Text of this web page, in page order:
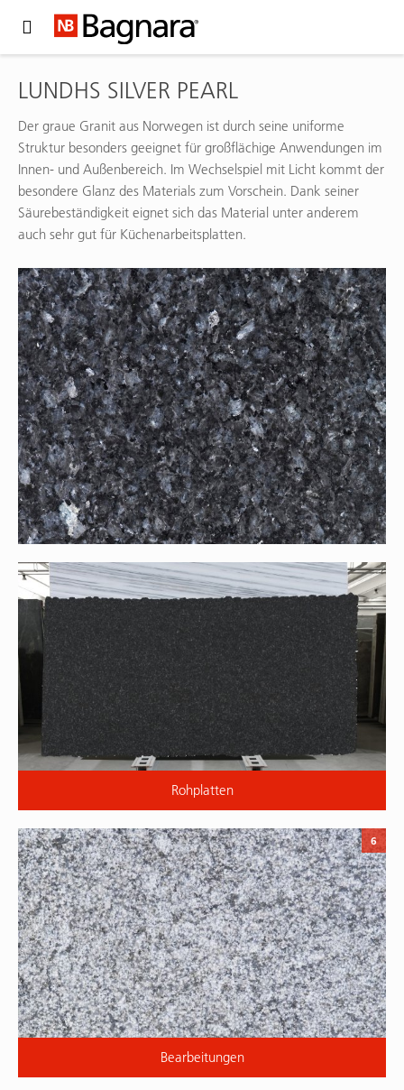
LUNDHS SILVER PEARL
Der graue Granit aus Norwegen ist durch seine uniforme
Struktur besonders geeignet für großflächige Anwendungen im
Innen- und Außenbereich. Im Wechselspiel mit Licht kommt der
besondere Glanz des Materials zum Vorschein. Dank seiner
Säurebeständigkeit eignet sich das Material unter anderem
auch sehr gut für Küchenarbeitsplatten.
Rohplatten
Bearbeitungen
6